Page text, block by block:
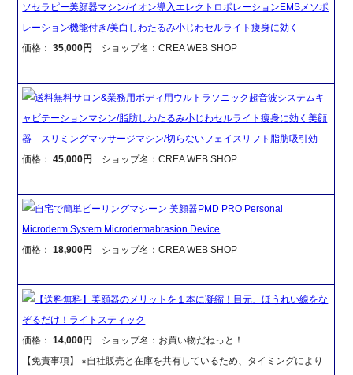
ソセラピー美顔器マシン/イオン導入エレクトロポレーションEMSメソポ
レーション機能付き/美白しわたるみ小じわセルライト痩身に効く
価格：35,000円 ショップ名：CREA WEB SHOP
送料無料サロン&業務用ボディ用ウルトラソニック超音波システムキ
ャビテーションマシン/脂肪しわたるみ小じわセルライト痩身に効く美顔
器 スリミングマッサージマシン/切らないフェイスリフト脂肪吸引効
価格：45,000円 ショップ名：CREA WEB SHOP
自宅で簡単ピーリングマシーン 美顔器PMD PRO Personal
Microderm System Microdermabrasion Device
価格：18,900円 ショップ名：CREA WEB SHOP
【送料無料】美顔器のメリットを１本に凝縮！目元、ほうれい線をな
ぞるだけ！ライトスティック
価格：14,000円
ショップ名：お買い物だねっと！
【免責事項】 ※自社販売と在庫を共有しているため、タイミングにより